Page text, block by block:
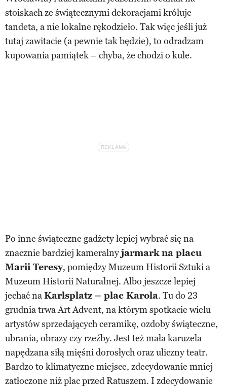
stoiskach ze świątecznymi dekoracjami króluje
tandeta, a nie lokalne rękodzieło. Tak więc jeśli już
tutaj zawitacie (a pewnie tak będzie), to odradzam
kupowania pamiątek – chyba, że chodzi o kule.
Po inne świąteczne gadżety lepiej wybrać się na
znacznie bardziej kameralnyjarmark na placu
Marii Teresy, pomiędzy Muzeum Historii Sztuki a
Muzeum Historii Naturalnej. Albo jeszcze lepiej
jechać naKarlsplatz – plac Karola. Tu do 23
grudnia trwa Art Advent, na którym spotkacie wielu
artystów sprzedających ceramikę, ozdoby świąteczne,
ubrania, obrazy czy rzeźby. Jest też mała karuzela
napędzana siłą mięśni dorosłych oraz uliczny teatr.
Bardzo to klimatyczne miejsce, zdecydowanie mniej
zatłoczone niż plac przed Ratuszem. I zdecydowanie